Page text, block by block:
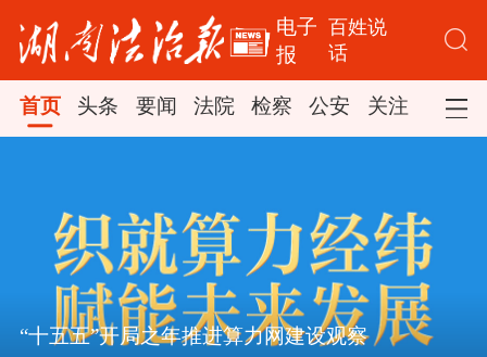
电子
报
百姓说
话
首页 头条 要闻 法院 检察 公安 关注 司法
“十五五”开局之年推进算力网建设观察
[新思想引领新征程丨丰收背后
的“稳”与“进”]